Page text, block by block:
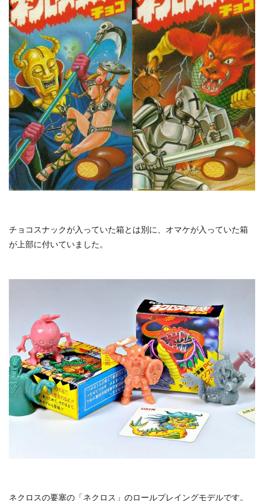
チョコスナックが入っていた箱とは別に、オマケが入っていた箱
が上部に付いていました。
ネクロスの要塞の「ネクロス」のロールプレイングモデルです。